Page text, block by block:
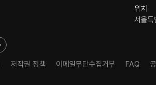
위치
서울특
저작권 정책 이메일무단수집거부 FAQ